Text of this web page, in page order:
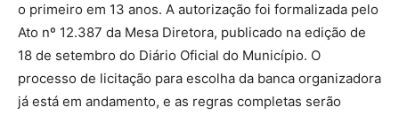
o primeiro em 13 anos. A autorização foi formalizada pelo
Ato nº 12.387 da Mesa Diretora, publicado na edição de
18 de setembro do Diário Oficial do Município. O
processo de licitação para escolha da banca organizadora
já está em andamento, e as regras completas serão